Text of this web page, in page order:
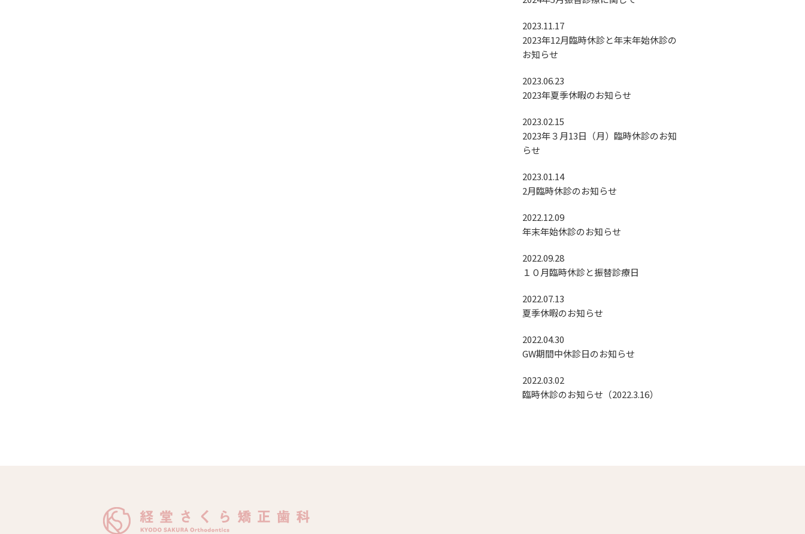
2023.11.17
2023年12月臨時休診と年末年始休診の
お知らせ
2023.06.23
2023年夏季休暇のお知らせ
2023.02.15
2023年３月13日（月）臨時休診のお知
らせ
2023.01.14
2月臨時休診のお知らせ
2022.12.09
年末年始休診のお知らせ
2022.09.28
１０月臨時休診と振替診療日
2022.07.13
夏季休暇のお知らせ
2022.04.30
GW期間中休診日のお知らせ
2022.03.02
臨時休診のお知らせ（2022.3.16）